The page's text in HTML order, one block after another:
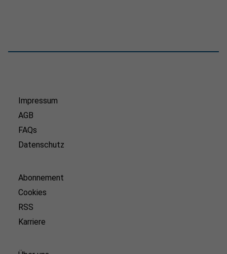
Impressum
AGB
FAQs
Datenschutz
Abonnement
Cookies
RSS
Karriere